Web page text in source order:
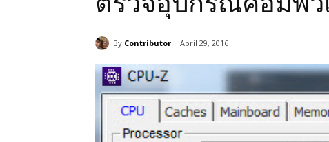
By Contributor April 29, 2016